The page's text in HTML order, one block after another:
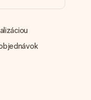
Faktúru
a vždy ju nájdete vo
môžete mať dar